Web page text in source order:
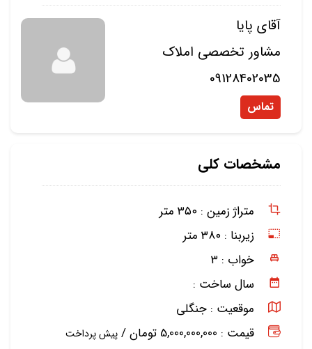
آقای پایا
مشاور تخصصی املاک
09128402035
تماس
مشخصات کلی
متراژ زمین : ۳۵۰ متر
زیربنا : ۳۸۰ متر
خواب : ۳
سال ساخت :
موقعیت : جنگلی
قیمت : 5,000,000,000 تومان /
پیش پرداخت